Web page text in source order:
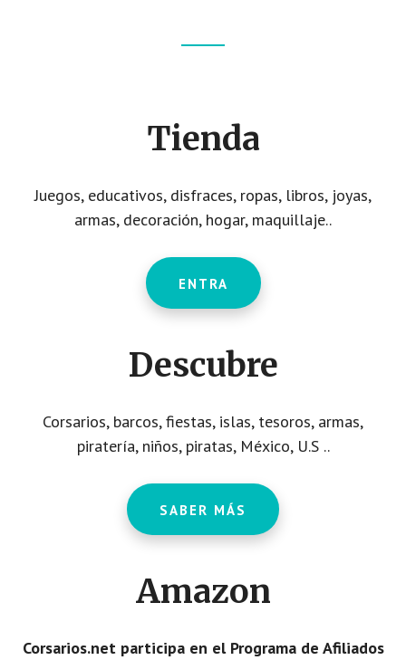
Tienda
Juegos, educativos, disfraces, ropas, libros, joyas,
armas, decoración, hogar, maquillaje..
ENTRA
Descubre
Corsarios, barcos, fiestas, islas, tesoros, armas,
piratería, niños, piratas, México, U.S ..
SABER MÁS
Amazon
Corsarios.net participa en el Programa de Afiliados